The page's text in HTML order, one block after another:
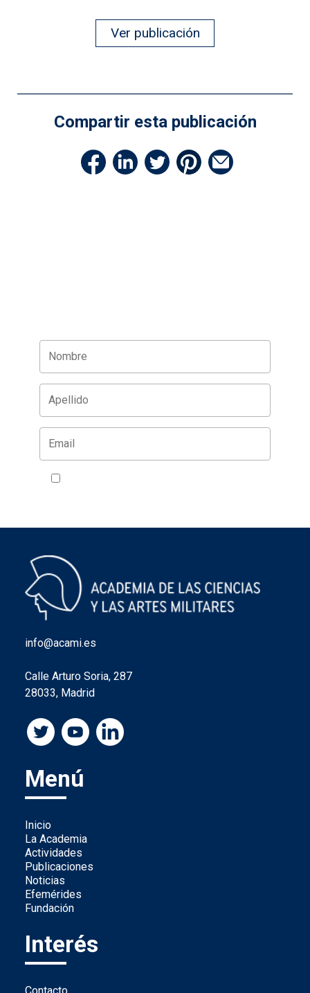
Ver publicación
Compartir esta publicación
info@acami.es
Calle Arturo Soria, 287
28033, Madrid
Menú
Inicio
La Academia
Actividades
Publicaciones
Noticias
Efemérides
Fundación
Interés